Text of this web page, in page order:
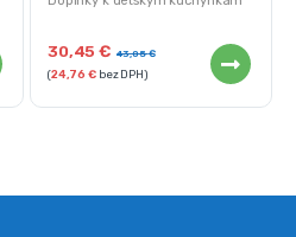
30,45€ 43,05€
(24,76€bez DPH)